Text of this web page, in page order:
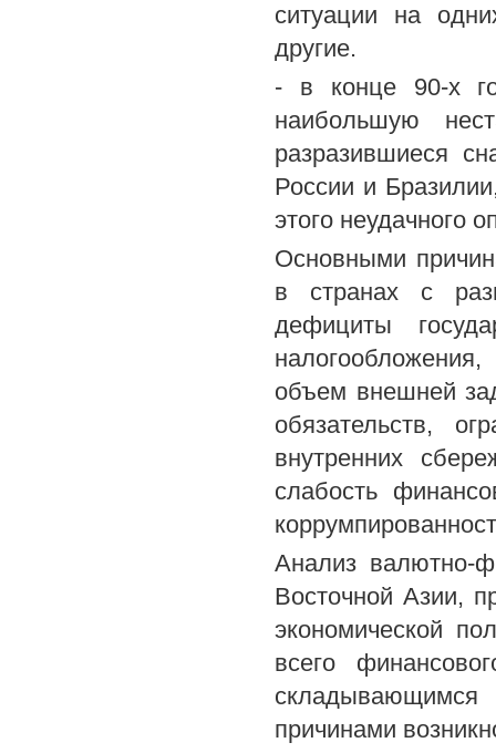
ситуации на
другие.
- в конце 90-х
наибольшую
разразившиеся
России и
этого неудачного
Основными
в странах с
дефициты
объем внешней
обязательств,
внутренних
слабость
Анализ валютно-
Восточной Азии,
экономической
всего
причинами